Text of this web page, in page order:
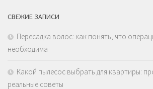
СВЕЖИЕ ЗАПИСИ
Пересадка волос: как понять, что
необходима
Какой пылесос выбрать для квартиры:
реальные советы